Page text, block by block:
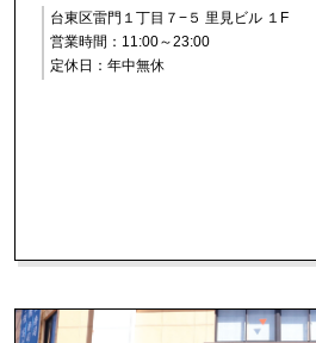
台東区雷門１丁目７−５ 里見ビル １F
営業時間：11:00～23:00
定休日：年中無休